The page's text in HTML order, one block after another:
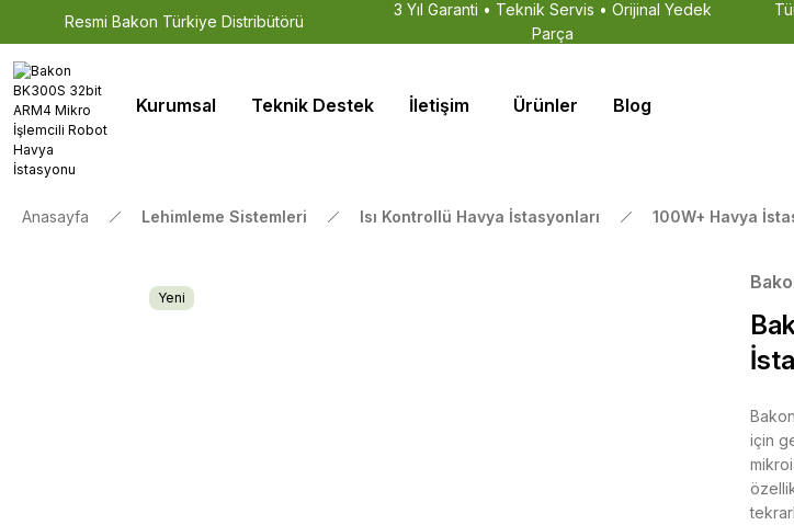
Resmi Bakon Türkiye Distribütörü
3 Yıl Garanti • Teknik Servis • Orijinal Yedek
Parça
Kurumsal Teknik Destek İletişim Ürünler Blog
Anasayfa Lehimleme Sistemleri Isı Kontrollü Havya İstasyonları 100W+ Havya
Yeni
için